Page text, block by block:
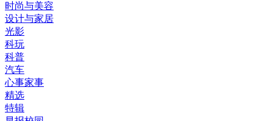
时尚与美容
设计与家居
光影
科玩
科普
汽车
心事家事
精选
特辑